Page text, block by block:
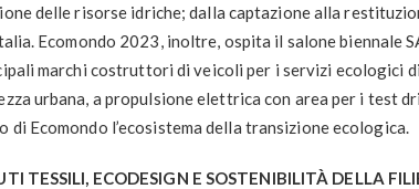
delle risorse idriche; dalla captazione alla
Ecomondo 2023, inoltre, ospita il salone biennale
marchi costruttori di veicoli per i servizi ecologici
urbana, a propulsione elettrica con area per i test
di Ecomondo l’ecosistema della transizione ecologica.
TESSILI, ECODESIGN E SOSTENIBILITÀ DELLA